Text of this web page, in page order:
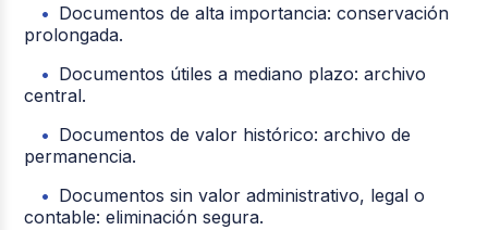
Documentos de alta importancia: conservación
prolongada.
Documentos útiles a mediano plazo: archivo
central.
Documentos de valor histórico: archivo de
permanencia.
Documentos sin valor administrativo, legal o
contable: eliminación segura.